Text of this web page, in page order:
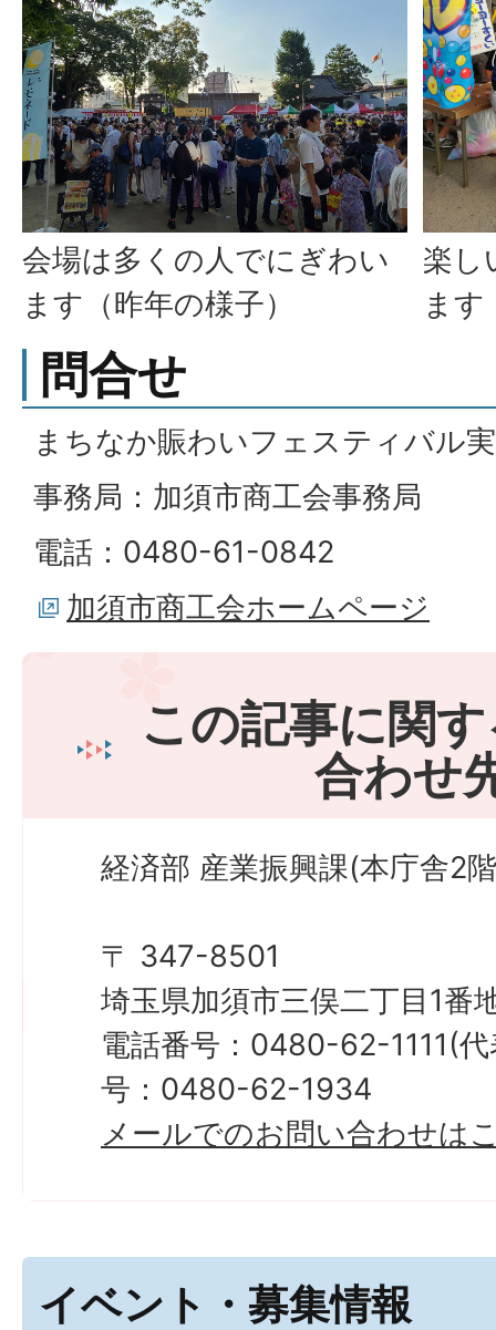
会場は多くの人でにぎわい
ます（昨年の様子）
楽し
ます
問合せ
まちなか賑わいフェスティバル
事務局：加須市商工会事務局
電話：0480-61-0842
加須市商工会ホームページ
この記事に関
合わせ
経済部 産業振興課(本庁舎2
〒 347-8501
埼玉県加須市三俣二丁目1番
電話番号：0480-62-1111(
号：0480-62-1934
メールでのお問い合わせは
イベント・募集情報